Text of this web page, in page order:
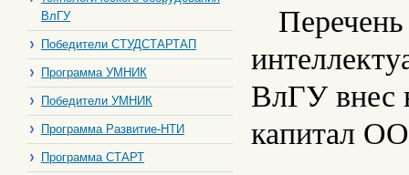
ВлГУ
Победители СТУДСТАРТАП
Программа УМНИК
Победители УМНИК
Программа Развитие-НТИ
Программа СТАРТ
ВлГУ внес
капитал